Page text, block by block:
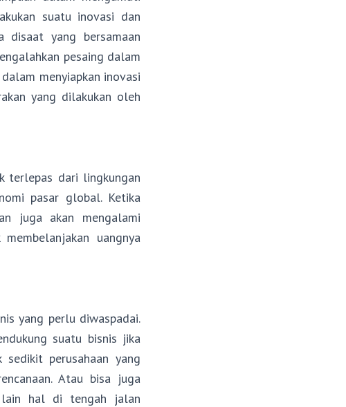
suatu inovasi dan
disaat yang bersamaan
pesaing dalam
menyiapkan inovasi
yang dilakukan oleh
terlepas dari lingkungan
pasar global. Ketika
juga akan mengalami
uangnya
yang perlu diwaspadai.
suatu bisnis jika
sedikit perusahaan yang
Atau bisa juga
lain hal di tengah jalan